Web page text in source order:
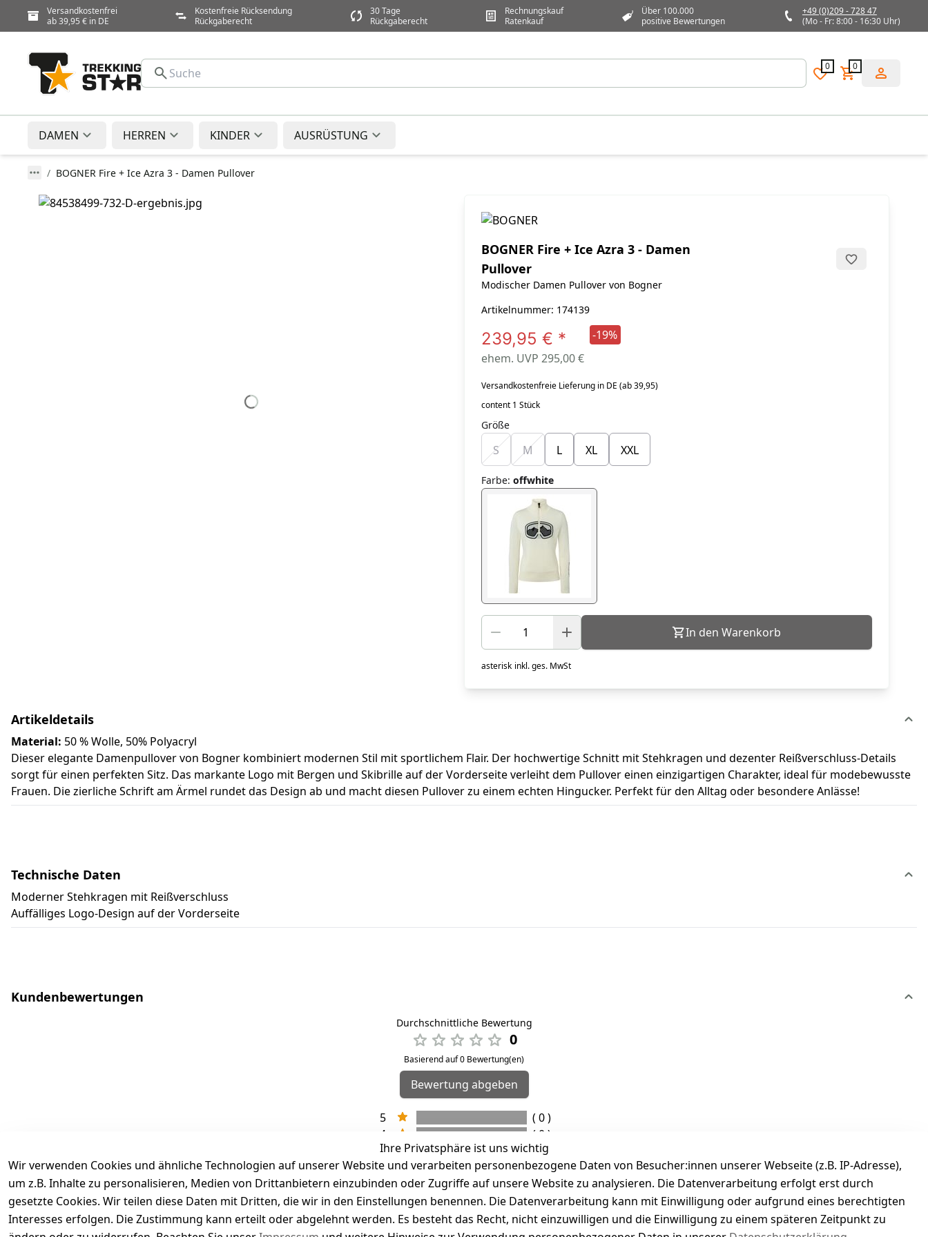
Versandkostenfrei
ab 39,95 € in DE
Kostenfreie Rücksendung
Rückgaberecht
30 Tage
Rückgaberecht
Rechnungskauf
Ratenkauf
Über 100.000
positive Bewertungen
+49 (0)209 - 728 47
(Mo - Fr: 8:00 - 16:30 Uhr)
0 0
DAMEN HERREN KINDER AUSRÜSTUNG
BOGNER Fire + Ice Azra 3 - Damen Pullover
BOGNER Fire + Ice Azra 3 - Damen
Pullover
Modischer Damen Pullover von Bogner
Artikelnummer: 174139
239,95 € *
ehem. UVP 295,00 €
-19%
Versandkostenfreie Lieferung in DE (ab 39,95)
content 1 Stück
Größe
S M L XL XXL
Farbe: offwhite
In den Warenkorb
asterisk inkl. ges. MwSt
Artikeldetails
Material: 50 % Wolle, 50% Polyacryl
Dieser elegante Damenpullover von Bogner kombiniert modernen Stil mit sportlichem Flair. Der hochwertige Schnitt mit Stehkragen und dezenter Reißverschluss-Details
sorgt für einen perfekten Sitz. Das markante Logo mit Bergen und Skibrille auf der Vorderseite verleiht dem Pullover einen einzigartigen Charakter, ideal für modebewusste
Frauen. Die zierliche Schrift am Ärmel rundet das Design ab und macht diesen Pullover zu einem echten Hingucker. Perfekt für den Alltag oder besondere Anlässe!
Technische Daten
Moderner Stehkragen mit Reißverschluss
Auffälliges Logo-Design auf der Vorderseite
Kundenbewertungen
Durchschnittliche Bewertung
0
Basierend auf 0 Bewertung(en)
Bewertung abgeben
5
( 0 )
4
( 0 )
3
( 0 )
2
( 0 )
1
( 0 )
Es hat noch niemand eine Bewertung für diesen Artikel abgegeben
Ihre Privatsphäre ist uns wichtig
Wir verwenden Cookies und ähnliche Technologien auf unserer Website und verarbeiten personenbezogene Daten von Besucher:innen unserer Webseite (z.B. IP-Adresse),
um z.B. Inhalte zu personalisieren, Medien von Drittanbietern einzubinden oder Zugriffe auf unsere Website zu analysieren. Die Datenverarbeitung erfolgt erst durch
gesetzte Cookies. Wir teilen diese Daten mit Dritten, die wir in den Einstellungen benennen. Die Datenverarbeitung kann mit Einwilligung oder aufgrund eines berechtigten
Interesses erfolgen. Die Zustimmung kann erteilt oder abgelehnt werden. Es besteht das Recht, nicht einzuwilligen und die Einwilligung zu einem späteren Zeitpunkt zu